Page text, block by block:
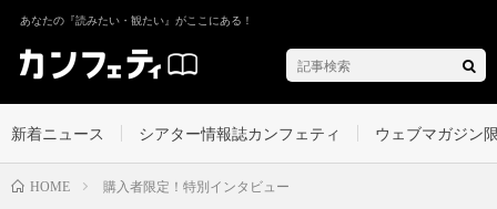
あなたの『読みたい・観たい』がここにある！
新着ニュース シアター情報誌カンフェティ ウェブマガジン
HOME 購入者限定！特別インタビュー